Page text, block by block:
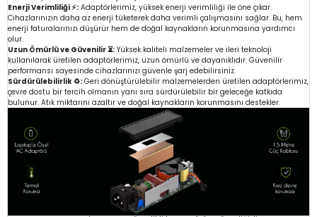
Enerji Verimliliği ⚡: Adaptörlerimiz, yüksek enerji verimliliği ile öne çıkar.
Cihazlarınızın daha az enerji tüketerek daha verimli çalışmasını sağlar. Bu, hem
enerji faturalarınızı düşürür hem de doğal kaynakların korunmasına yardımcı
olur.
Uzun Ömürlü ve Güvenilir ⏳: Yüksek kaliteli malzemeler ve ileri teknoloji
kullanılarak üretilen adaptörlerimiz, uzun ömürlü ve dayanıklıdır. Güvenilir
performansı sayesinde cihazlarınızı güvenle şarj edebilirsiniz.
Sürdürülebilirlik ♻️: Geri dönüştürülebilir malzemelerden üretilen adaptörlerimiz,
çevre dostu bir tercih olmanın yanı sıra sürdürülebilir bir geleceğe katkıda
bulunur. Atık miktarını azaltır ve doğal kaynakların korunmasını destekler.